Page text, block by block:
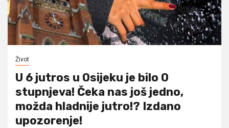
Život
U 6 jutros u Osijeku je bilo 0
stupnjeva! Čeka nas još jedno,
možda hladnije jutro!? Izdano
upozorenje!